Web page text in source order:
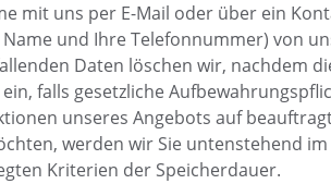
mit uns per E-Mail oder über ein
Name und Ihre Telefonnummer) von
Daten löschen wir, nachdem
falls gesetzliche
unseres Angebots auf
werden wir Sie untenstehend
Kriterien der Speicherdauer.